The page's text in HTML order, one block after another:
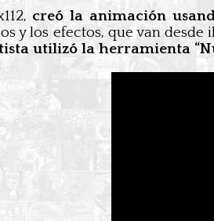
creó la animación
y los efectos, que van
utilizó la herramienta